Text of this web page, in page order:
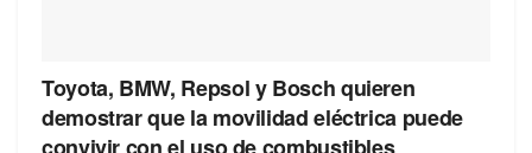
Toyota, BMW, Repsol y Bosch quieren
demostrar que la movilidad eléctrica puede